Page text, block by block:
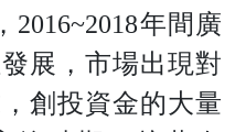
， 2016~2018年間廣
展，市場出現對
創投資金的大量